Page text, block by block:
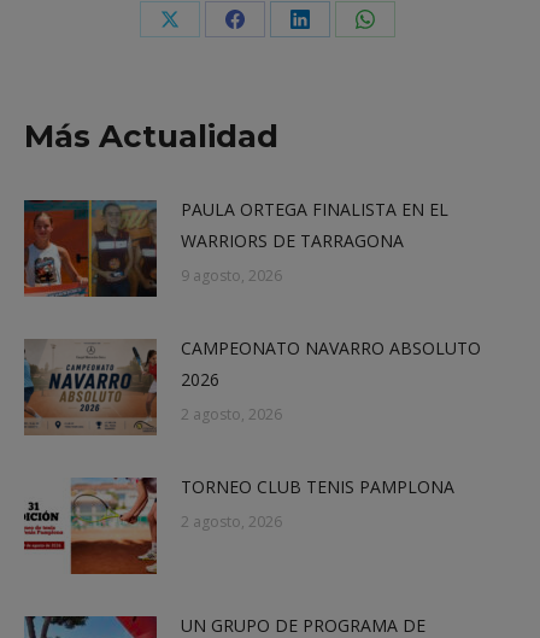
Share Share Share Share
Más Actualidad
PAULA ORTEGA FINALISTA EN EL
WARRIORS DE TARRAGONA
9 agosto, 2026
CAMPEONATO NAVARRO ABSOLUTO
2026
2 agosto, 2026
TORNEO CLUB TENIS PAMPLONA
2 agosto, 2026
UN GRUPO DE PROGRAMA DE